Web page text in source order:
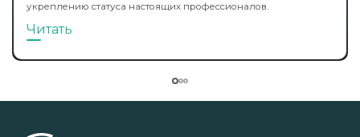
укреплению статуса настоящих профессионалов.
Читать